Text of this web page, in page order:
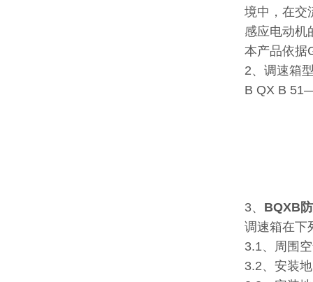
境中，在交
感应电动机
本产品依据
2、调速箱
B QX B
3、 BQXB
调速箱在下
3.1、周围
3.2、安装